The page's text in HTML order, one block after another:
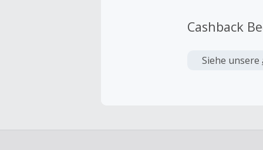
Rabatt von
dass ein
ihrem
Cashback
Siehe unsere